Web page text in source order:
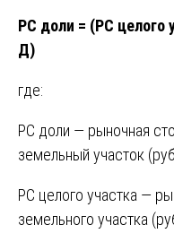
РС доли = (РС целого
Д)
где:
РС доли — рыночная
земельный участок
РС целого участка —
земельного участка